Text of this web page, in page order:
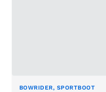
BOWRIDER, SPORTBOOT